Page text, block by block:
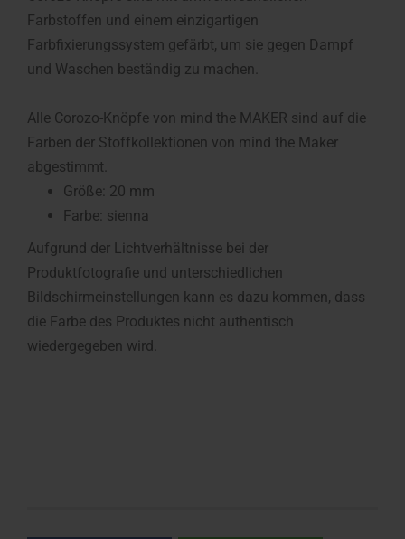
Farbstoffen und einem einzigartigen
Farbfixierungssystem gefärbt, um sie gegen Dampf
und Waschen beständig zu machen.
Alle Corozo-Knöpfe von mind the MAKER sind auf die
Farben der Stoffkollektionen von mind the Maker
abgestimmt.
Größe: 20 mm
Farbe: sienna
Aufgrund der Lichtverhältnisse bei der
Produktfotografie und unterschiedlichen
Bildschirmeinstellungen kann es dazu kommen, dass
die Farbe des Produktes nicht authentisch
wiedergegeben wird.